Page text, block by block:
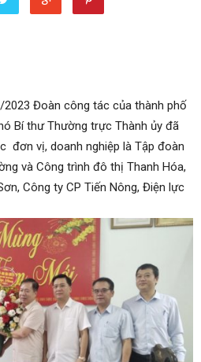
Đoàn công tác của thành phố
Bí thư Thường trực Thành ủy đã
đơn vị, doanh nghiệp là Tập đoàn
và Công trình đô thị Thanh Hóa,
Công ty CP Tiến Nông, Điện lực